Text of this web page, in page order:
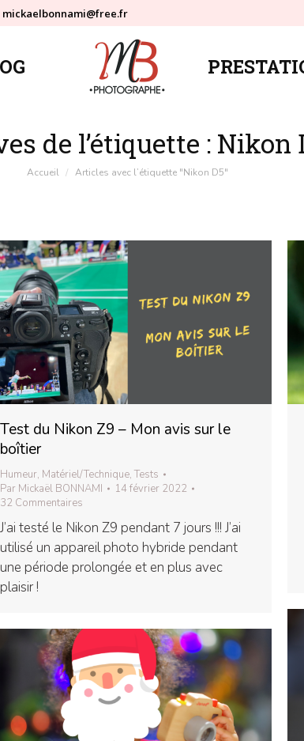
mickaelbonnami@free.fr
de l’étiquette : Nikon
Vous êtes ici :
Accueil Articles avec l’étiquette "Nikon D5"
Test du Nikon Z9 – Mon avis sur le
boîtier
Humeur, Matériel/Technique, Tests
Par Mickaël BONNAMI
14 février 2022
32 Commentaires
J’ai testé le Nikon Z9 pendant 7 jours !!! J’ai
utilisé un appareil photo hybride pendant
une période prolongée et en plus avec
plaisir !